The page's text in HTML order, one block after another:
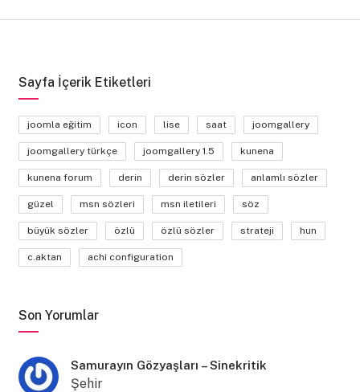
Sayfa İçerik Etiketleri
joomla eğitim icon lise saat joomgallery
joomgallery türkçe joomgallery 1.5 kunena
kunena forum derin derin sözler anlamlı sözler
güzel msn sözleri msn iletileri söz
büyük sözler özlü özlü sözler strateji hun
c.aktan achi configuration
Son Yorumlar
Samurayın Gözyaşları – Sinekritik
Şehir